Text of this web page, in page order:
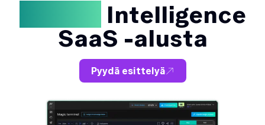
Intelligence
SaaS -alusta
Pyydä esittelyä